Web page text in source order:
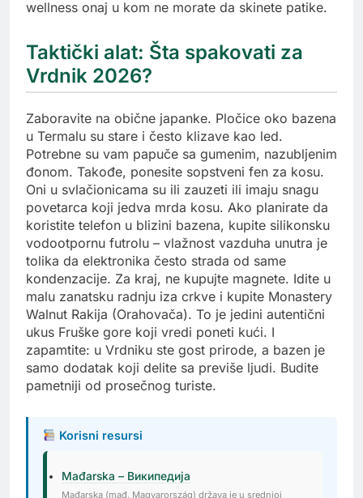
wellness onaj u kom ne morate da skinete patike.
Taktički alat: Šta spakovati za
Vrdnik 2026?
Zaboravite na obične japanke. Pločice oko bazena
u Termalu su stare i često klizave kao led.
Potrebne su vam papuče sa gumenim, nazubljenim
đonom. Takođe, ponesite sopstveni fen za kosu.
Oni u svlačionicama su ili zauzeti ili imaju snagu
povetarca koji jedva mrda kosu. Ako planirate da
koristite telefon u blizini bazena, kupite silikonsku
vodootpornu futrolu – vlažnost vazduha unutra je
tolika da elektronika često strada od same
kondenzacije. Za kraj, ne kupujte magnete. Idite u
malu zanatsku radnju iza crkve i kupite Monastery
Walnut Rakija (Orahovača). To je jedini autentični
ukus Fruške gore koji vredi poneti kući. I
zapamtite: u Vrdniku ste gost prirode, a bazen je
samo dodatak koji delite sa previše ljudi. Budite
pametniji od prosečnog turiste.
Korisni resursi
Mađarska – Википедија
Mađarska (mađ. Magyarország) država je u srednjoj